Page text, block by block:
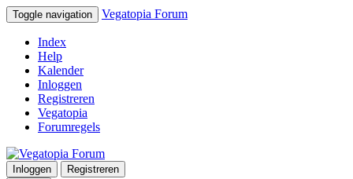
Toggle navigation Vegatopia Forum
Index
Help
Kalender
Inloggen
Registreren
Vegatopia
Forumregels
Inloggen
Registreren